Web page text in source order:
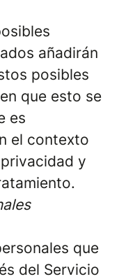
añadirán
posibles
que esto se
es
el contexto
y
que
del Servicio